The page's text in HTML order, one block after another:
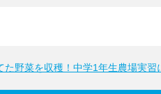
た野菜を収穫！中学1年生農場実習